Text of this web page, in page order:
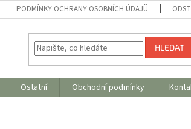
PODMÍNKY OCHRANY OSOBNÍCH ÚDAJŮ
HLEDAT
Ostatní Obchodní podmínky